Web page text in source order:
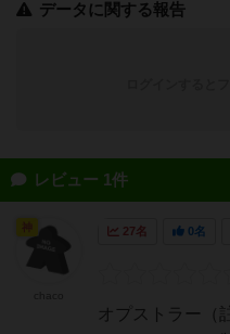
データに関する報告
レビュー 1件
27名 0名
オプストラー（